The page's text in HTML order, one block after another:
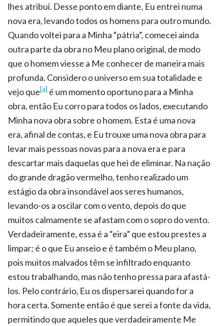
lhes atribuí. Desse ponto em diante, Eu entrei numa
nova era, levando todos os homens para outro mundo.
Quando voltei para a Minha “pátria”, comecei ainda
outra parte da obra no Meu plano original, de modo
que o homem viesse a Me conhecer de maneira mais
profunda. Considero o universo em sua totalidade e
vejo que[a] é um momento oportuno para a Minha
obra, então Eu corro para todos os lados, executando
Minha nova obra sobre o homem. Esta é uma nova
era, afinal de contas, e Eu trouxe uma nova obra para
levar mais pessoas novas para a nova era e para
descartar mais daquelas que hei de eliminar. Na nação
do grande dragão vermelho, tenho realizado um
estágio da obra insondável aos seres humanos,
levando-os a oscilar com o vento, depois do que
muitos calmamente se afastam com o sopro do vento.
Verdadeiramente, essa é a “eira” que estou prestes a
limpar; é o que Eu anseio e é também o Meu plano,
pois muitos malvados têm se infiltrado enquanto
estou trabalhando, mas não tenho pressa para afastá-
los. Pelo contrário, Eu os dispersarei quando for a
hora certa. Somente então é que serei a fonte da vida,
permitindo que aqueles que verdadeiramente Me